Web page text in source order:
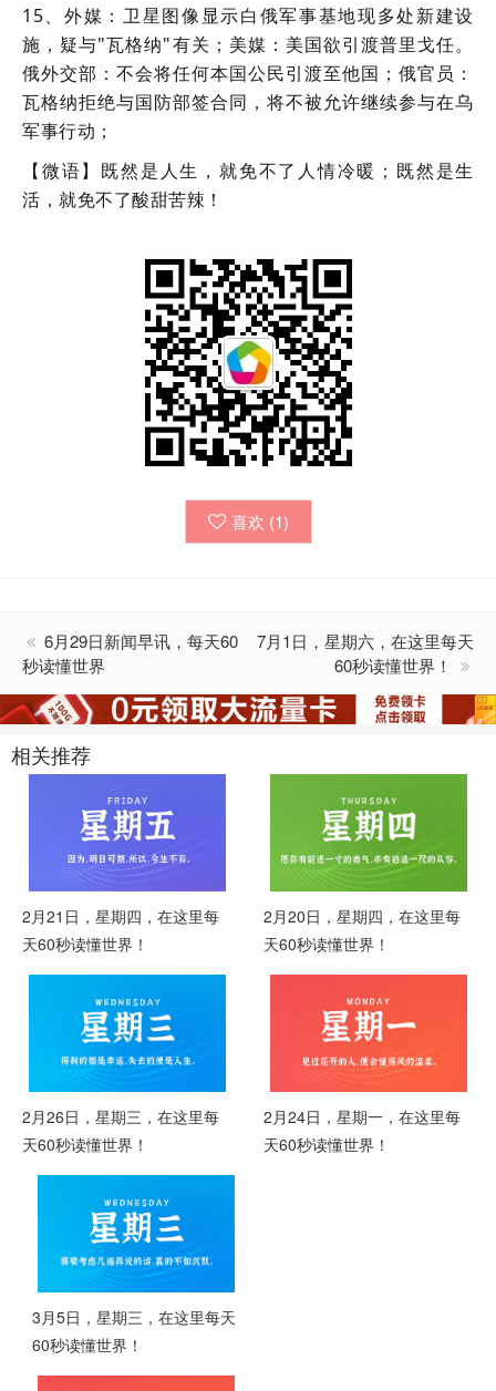
15、外媒：卫星图像显示白俄军事基地现多处新建设
施，疑与"瓦格纳"有关；美媒：美国欲引渡普里戈任。
俄外交部：不会将任何本国公民引渡至他国；俄官员：
瓦格纳拒绝与国防部签合同，将不被允许继续参与在乌
军事行动；
【微语】既然是人生，就免不了人情冷暖；既然是生
活，就免不了酸甜苦辣！
喜欢 (1)
6月29日新闻早讯，每天60
秒读懂世界
7月1日，星期六，在这里每天
60秒读懂世界！
相关推荐
2月21日，星期四，在这里每
天60秒读懂世界！
2月20日，星期四，在这里每
天60秒读懂世界！
2月26日，星期三，在这里每
天60秒读懂世界！
2月24日，星期一，在这里每
天60秒读懂世界！
3月5日，星期三，在这里每天
60秒读懂世界！